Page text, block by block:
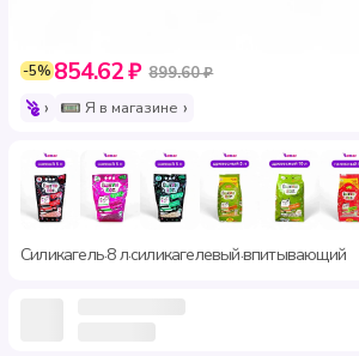
-5% 854.62 ₽ 899.60 ₽
Я в магазине
Силикагель·8 л·силикагелевый·впитывающий